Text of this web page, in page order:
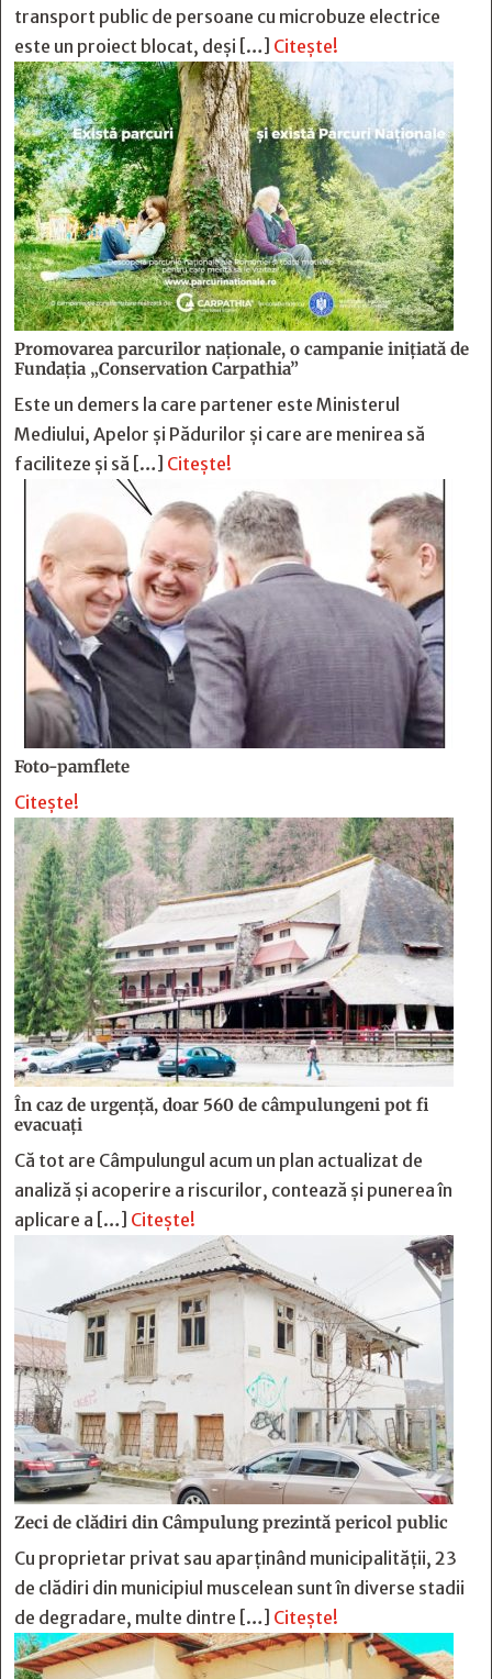
transport public de persoane cu microbuze electrice
este un proiect blocat, deși […] Citește!
Promovarea parcurilor naționale, o campanie inițiată de
Fundația „Conservation Carpathia”
Este un demers la care partener este Ministerul
Mediului, Apelor și Pădurilor și care are menirea să
faciliteze și să […] Citește!
Foto-pamflete
Citește!
În caz de urgență, doar 560 de câmpulungeni pot fi
evacuați
Că tot are Câmpulungul acum un plan actualizat de
analiză și acoperire a riscurilor, contează și punerea în
aplicare a […] Citește!
Zeci de clădiri din Câmpulung prezintă pericol public
Cu proprietar privat sau aparținând municipalității, 23
de clădiri din municipiul muscelean sunt în diverse stadii
de degradare, multe dintre […] Citește!